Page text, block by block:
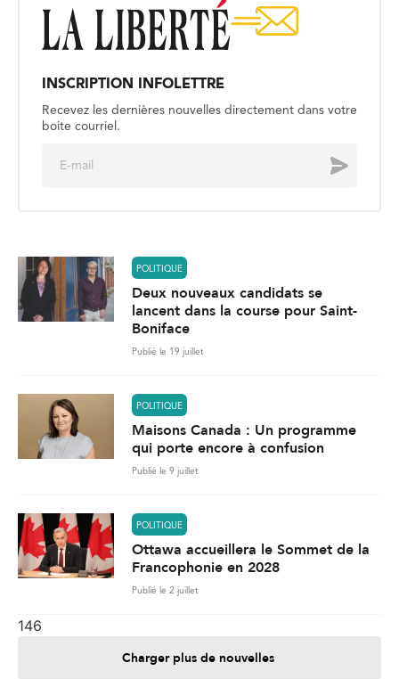
INSCRIPTION INFOLETTRE
Recevez les dernières nouvelles directement dans votre
boite courriel.
Envoyer
POLITIQUE
Deux nouveaux candidats se
lancent dans la course pour Saint-
Boniface
Publié le 19 juillet
POLITIQUE
Maisons Canada : Un programme
qui porte encore à confusion
Publié le 9 juillet
POLITIQUE
Ottawa accueillera le Sommet de la
Francophonie en 2028
Publié le 2 juillet
146
Charger plus de nouvelles